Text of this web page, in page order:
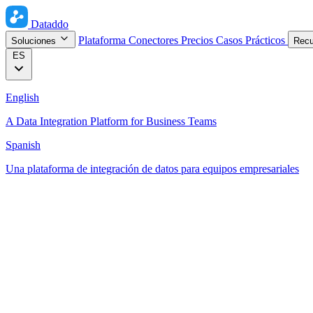
Dataddo
Soluciones Plataforma Conectores Precios Casos Prácticos
ES
English
A Data Integration Platform for Business Teams
Spanish
Una plataforma de integración de datos para equipos empresariales